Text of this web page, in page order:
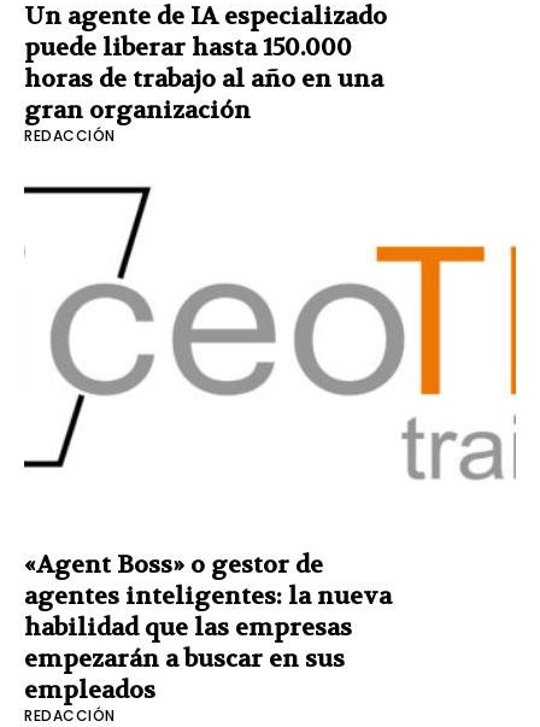
Un agente de IA especializado
puede liberar hasta 150.000
horas de trabajo al año en una
gran organización
REDACCIÓN
«Agent Boss» o gestor de
agentes inteligentes: la nueva
habilidad que las empresas
empezarán a buscar en sus
empleados
REDACCIÓN